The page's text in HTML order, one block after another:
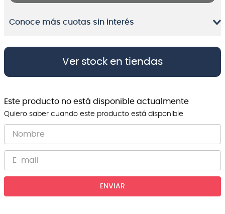
Conoce más cuotas sin interés
Ver stock en tiendas
Este producto no está disponible actualmente
Quiero saber cuando este producto está disponible
ENVIAR